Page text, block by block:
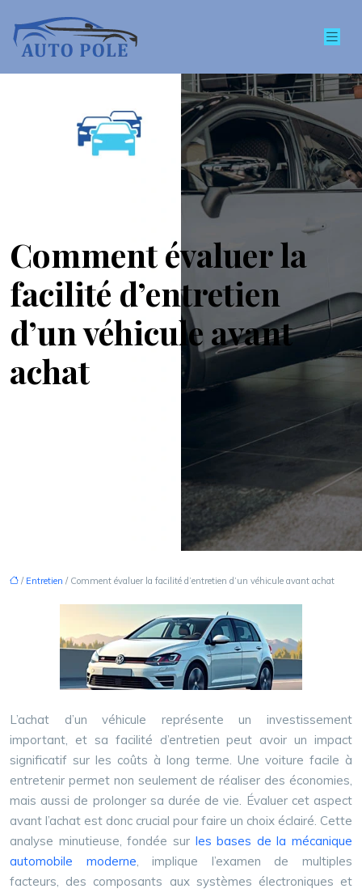
Comment évaluer la
facilité d’entretien
d’un véhicule avant
achat
/ Entretien / Comment évaluer la facilité d’entretien d’un véhicule avant achat
L’achat d’un véhicule représente un investissement
important, et sa facilité d’entretien peut avoir un impact
significatif sur les coûts à long terme. Une voiture facile à
entretenir permet non seulement de réaliser des économies,
mais aussi de prolonger sa durée de vie. Évaluer cet aspect
avant l’achat est donc crucial pour faire un choix éclairé. Cette
analyse minutieuse, fondée sur les bases de la mécanique
automobile moderne, implique l’examen de multiples
facteurs, des composants aux systèmes électroniques et